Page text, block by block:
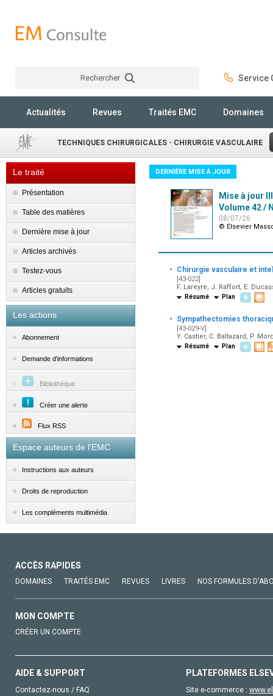
Rechercher Service
Actualités Revues Traités EMC Domaines
TECHNIQUES CHIRURGICALES - CHIRURGIE VASCULAIRE
Le traité
Présentation
Table des matières
Dernière mise à jour
Articles archivés
Testez-vous
Articles gratuits
Les actions
Abonnement
Demande d'informations
Bibliothèque
Créer une alerte
Flux RSS
Espace auteurs de l'EMC
Instructions aux auteurs
Droits de reproduction
Les compléments multimédia
DERNIÈRE MISE À JOUR
Mise à jour
Volume 42 /
08/07/26
© Elsevier
· Chirurgie vasculaire et
[43-022]
F. Lareyre, J. Raffort, E.
Résumé Plan
· Sympathectomies
[43-029-V]
Y. Castier, C. Baltazard, P.
Résumé Plan
ACCÈS RAPIDES
DOMAINES TRAITÉS EMC REVUES LIVRES NOS FORMULES
MON COMPTE
CRÉER UN COMPTE
AIDE & SUPPORT
Contactez-nous / FAQ
PLATEFORMES
Site e-commerce :